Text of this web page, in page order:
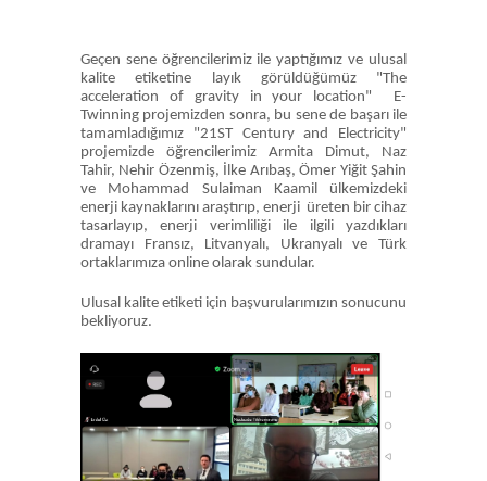
Geçen sene öğrencilerimiz ile yaptığımız ve ulusal
kalite etiketine layık görüldüğümüz "The
acceleration of gravity in your location" E-
Twinning projemizden sonra, bu sene de başarı ile
tamamladığımız "21ST Century and Electricity"
projemizde öğrencilerimiz Armita Dimut, Naz
Tahir, Nehir Özenmiş, İlke Arıbaş, Ömer Yiğit Şahin
ve Mohammad Sulaiman Kaamil ülkemizdeki
enerji kaynaklarını araştırıp, enerji üreten bir cihaz
tasarlayıp, enerji verimliliği ile ilgili yazdıkları
dramayı Fransız, Litvanyalı, Ukranyalı ve Türk
ortaklarımıza online olarak sundular.
Ulusal kalite etiketi için başvurularımızın sonucunu
bekliyoruz.